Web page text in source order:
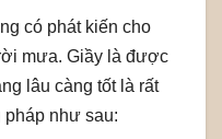
có phát kiến cho
mưa. Giầy là được
lâu càng tốt là rất
như sau: